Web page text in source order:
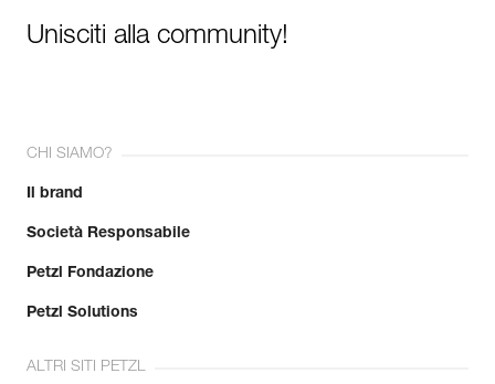
Unisciti alla community!
CHI SIAMO?
Il brand
Società Responsabile
Petzl Fondazione
Petzl Solutions
ALTRI SITI PETZL